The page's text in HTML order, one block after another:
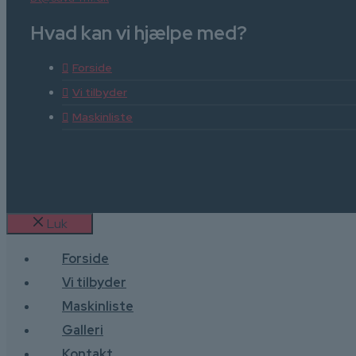
Hvad kan vi hjælpe med?
Forside
Vi tilbyder
Maskinliste
Luk
Forside
Vi tilbyder
Maskinliste
Galleri